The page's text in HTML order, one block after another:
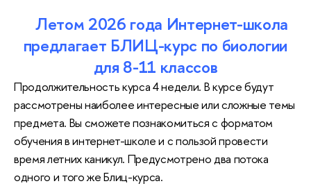
Летом 2026 года Интернет-школа
предлагает БЛИЦ-курс по биологии
для 8-11 классов
Продолжительность курса 4 недели. В курсе будут
рассмотрены наиболее интересные или сложные темы
предмета. Вы сможете познакомиться с форматом
обучения в интернет-школе и с пользой провести
время летних каникул. Предусмотрено два потока
одного и того же Блиц-курса.